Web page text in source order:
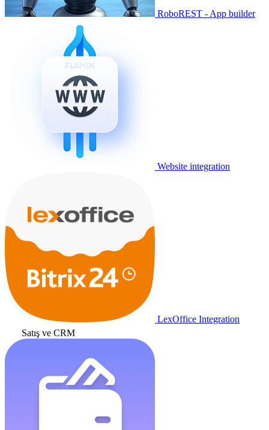
RoboREST - App builder
Website integration
LexOffice Integration
Satış ve CRM